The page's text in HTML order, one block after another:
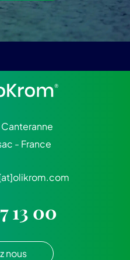
- France
13 00
nous